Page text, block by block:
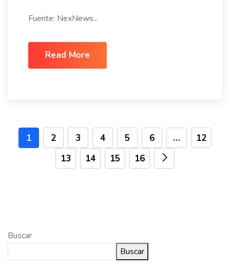
Fuente: NexNews...
Read More
1 2 3 4 5 6 …
12
13
14 15 16
Buscar
Buscar